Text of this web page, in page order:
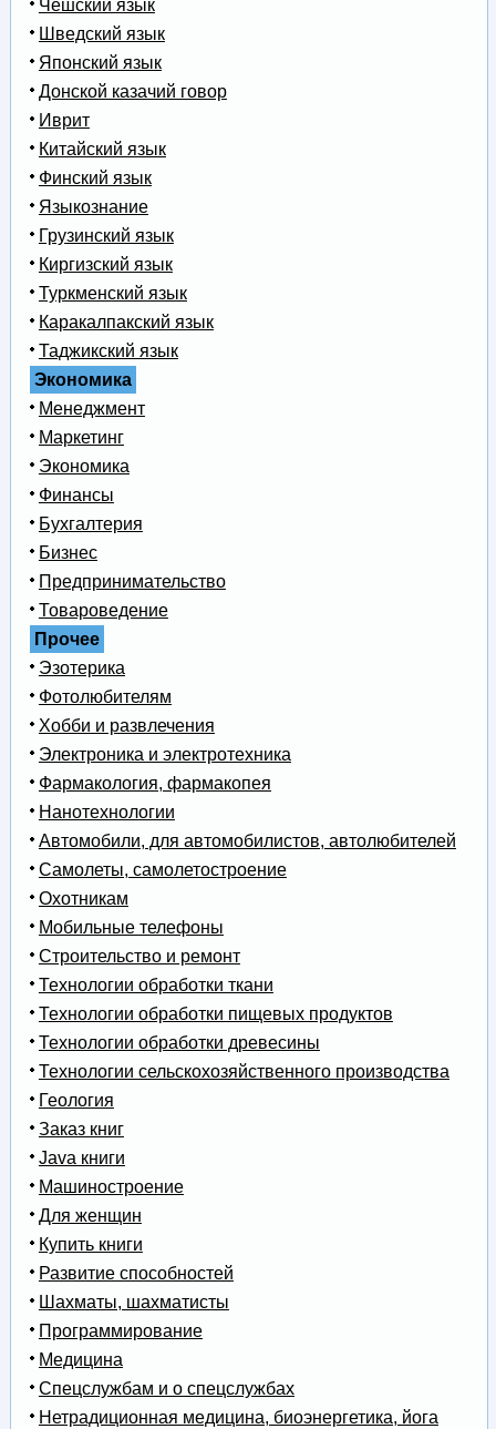
Чешский язык
Шведский язык
Японский язык
Донской казачий говор
Иврит
Китайский язык
Финский язык
Языкознание
Грузинский язык
Киргизский язык
Туркменский язык
Каракалпакский язык
Таджикский язык
Экономика
Менеджмент
Маркетинг
Экономика
Финансы
Бухгалтерия
Бизнес
Предпринимательство
Товароведение
Прочее
Эзотерика
Фотолюбителям
Хобби и развлечения
Электроника и электротехника
Фармакология, фармакопея
Нанотехнологии
Автомобили, для автомобилистов, автолюбителей
Самолеты, самолетостроение
Охотникам
Мобильные телефоны
Строительство и ремонт
Технологии обработки ткани
Технологии обработки пищевых продуктов
Технологии обработки древесины
Технологии сельскохозяйственного производства
Геология
Заказ книг
Java книги
Машиностроение
Для женщин
Купить книги
Развитие способностей
Шахматы, шахматисты
Программирование
Медицина
Спецслужбам и о спецслужбах
Нетрадиционная медицина, биоэнергетика, йога